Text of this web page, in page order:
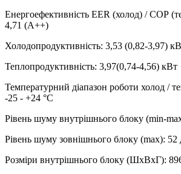
Енергоефективність EER (холод) / СОР
4,71 (А++)
Холодопродуктивність: 3,53 (0,82-3,97)
Теплопродуктивність: 3,97(0,74-4,56) кВт
Температурний діапазон роботи холод /
-25 - +24 °С
Рівень шуму внутрішнього блоку (min-
Рівень шуму зовнішнього блоку (max): 52
Розміри внутрішнього блоку (ШхВхГ):